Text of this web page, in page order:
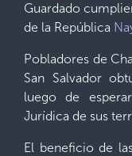
Guardado
de la República
Pobladores de
San Salvador
luego de
Jurídica de sus
El beneficio de